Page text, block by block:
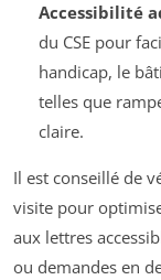
Accessibilité
du CSE pour
handicap, le
telles que
claire.
Il est conseillé de
visite pour
aux lettres
ou demandes en